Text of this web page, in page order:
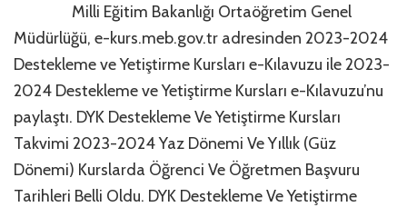
Milli Eğitim Bakanlığı Ortaöğretim Genel
Müdürlüğü, e-kurs.meb.gov.tr adresinden 2023-2024
Destekleme ve Yetiştirme Kursları e-Kılavuzu ile 2023-
2024 Destekleme ve Yetiştirme Kursları e-Kılavuzu’nu
paylaştı. DYK Destekleme Ve Yetiştirme Kursları
Takvimi 2023-2024 Yaz Dönemi Ve Yıllık (Güz
Dönemi) Kurslarda Öğrenci Ve Öğretmen Başvuru
Tarihleri Belli Oldu. DYK Destekleme Ve Yetiştirme